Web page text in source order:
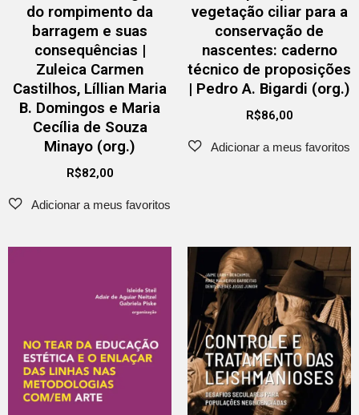
do rompimento da
barragem e suas
consequências |
Zuleica Carmen
Castilhos, Líllian Maria
B. Domingos e Maria
Cecília de Souza
Minayo (org.)
R$82,00
vegetação ciliar para a
conservação de
nascentes: caderno
técnico de proposições
| Pedro A. Bigardi (org.)
R$86,00